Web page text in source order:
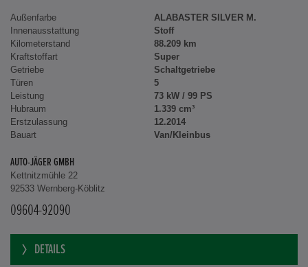
Außenfarbe
ALABASTER SILVER M.
Innenausstattung
Stoff
Kilometerstand
88.209 km
Kraftstoffart
Super
Getriebe
Schaltgetriebe
Türen
5
Leistung
73 kW / 99 PS
Hubraum
1.339 cm³
Erstzulassung
12.2014
Bauart
Van/Kleinbus
AUTO-JÄGER GMBH
Kettnitzmühle 22
92533 Wernberg-Köblitz
09604-92090
DETAILS